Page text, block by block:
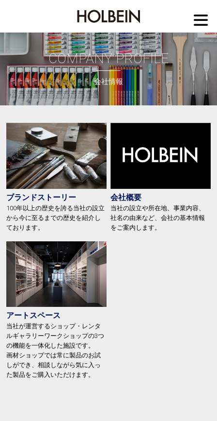
COMPANY PROFILE
会社情報
ブランドストーリー
100年以上の歴史を誇る当社の設立
から今に至るまでの歴史を紹介し
ております。
会社概要
当社の設立や所在地、事業内容、
社名の由来など、会社の基本情報
をご案内します。
アートスペース
当社が運営するショップ・レンタ
ルギャラリーワークショップの3つ
の機能を一体化した施設です。
画材ショップでは常に製品のお試
しができ、相談しながら気に入っ
た製品をご購入いただけます。